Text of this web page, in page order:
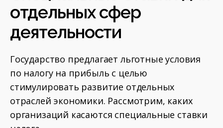
отдельных сфер
деятельности
Государство предлагает льготные условия
по налогу на прибыль с целью
стимулировать развитие отдельных
отраслей экономики. Рассмотрим, каких
организаций касаются специальные ставки